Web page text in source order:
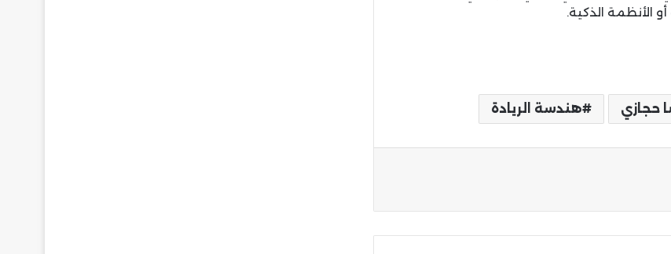
الأنظمة الذكية.
حجازي هندسة الريادة